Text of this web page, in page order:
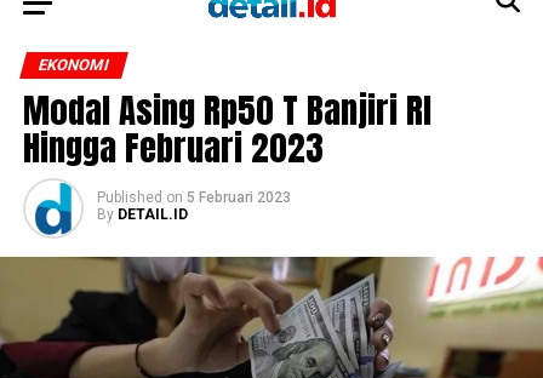
EKONOMI
Modal Asing Rp50 T Banjiri RI
Hingga Februari 2023
Published on 5 Februari 2023
By DETAIL.ID